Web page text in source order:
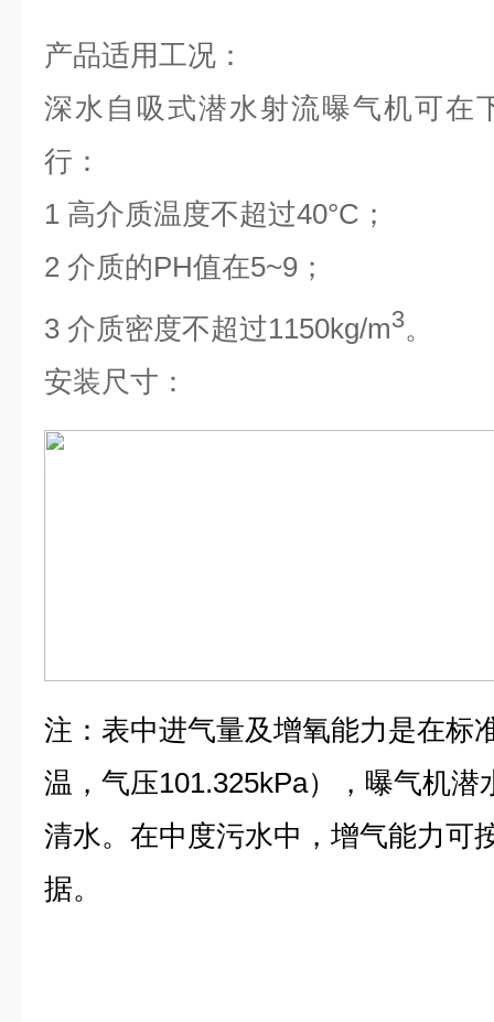
产品适用工况：
深水自吸式潜水射流曝气机可在
行：
1 高介质温度不超过40°C；
2 介质的PH值在5~9；
3 介质密度不超过1150kg/m3。
安装尺寸：
注：表中进气量及增氧能力是在标
温，气压101.325kPa），曝气机
清水。在中度污水中，增气能力可
据。